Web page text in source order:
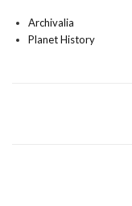
Archivalia
Planet History